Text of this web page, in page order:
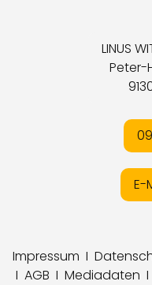
LINUS
Peter-
E-
Impressum I
I AGB I Mediadaten I